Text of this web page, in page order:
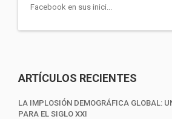
Facebook en sus inici...
ARTÍCULOS RECIENTES
LA IMPLOSIÓN DEMOGRÁFICA GLOBAL:
PARA EL SIGLO XXI